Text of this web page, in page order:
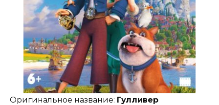
Оригинальное название: Гулливер